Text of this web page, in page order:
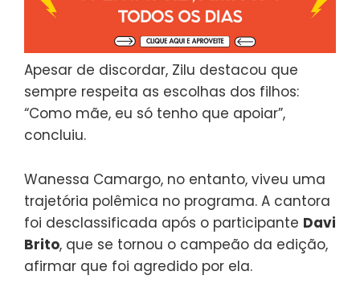
Apesar de discordar, Zilu destacou que
sempre respeita as escolhas dos filhos:
“Como mãe, eu só tenho que apoiar”,
concluiu.
Wanessa Camargo, no entanto, viveu uma
trajetória polêmica no programa. A cantora
foi desclassificada após o participante Davi
Brito, que se tornou o campeão da edição,
afirmar que foi agredido por ela.